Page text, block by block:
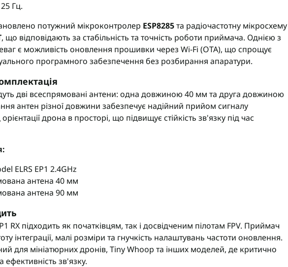
Гц.
потужний мікроконтролер ESP8285та радіочастотну мікросхему
, що відповідають за стабільність та точність роботи приймача. Однією з
є можливість оновлення прошивки через Wi-Fi (OTA), що спрощує
програмного забезпечення без розбирання апаратури.
дві всеспрямовані антени: одна довжиною 40 мм та друга довжиною
антен різної довжини забезпечує надійний прийом сигналу
дрона в просторі, що підвищує стійкість зв'язку під час
ELRS EP1 2.4GHz
антена 40 мм
антена 90 мм
RX підходить як початківцям, так і досвідченим пілотам FPV. Приймач
інтеграції, малі розміри та гнучкість налаштувань частоти оновлення.
для мініатюрних дронів, Tiny Whoop та інших моделей, де критично
ефективність зв'язку.